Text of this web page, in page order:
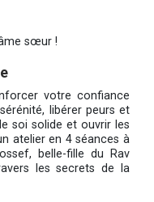
sœur !
votre confiance
libérer peurs et
soi solide et ouvrir les
atelier en 4 séances à
belle-fille du Rav
les secrets de la